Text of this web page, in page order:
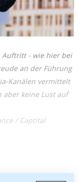
Auftritt - wie hier bei
an der Führung
Kanälen vermittelt
aber keine Lust auf
/ Captital